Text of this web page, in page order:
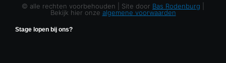
© alle rechten voorbehouden | Site door Bas Rodenburg
Bekijk hier onze algemene voorwaarden
Stage lopen bij ons?